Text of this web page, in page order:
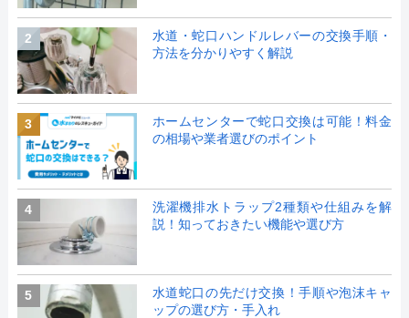
2
水道・蛇口ハンドルレバーの交換手順・
方法を分かりやすく解説
3
ホームセンターで蛇口交換は可能！料金
の相場や業者選びのポイント
4
洗濯機排水トラップ2種類や仕組みを解
説！知っておきたい機能や選び方
5
水道蛇口の先だけ交換！手順や泡沫キャ
ップの選び方・手入れ